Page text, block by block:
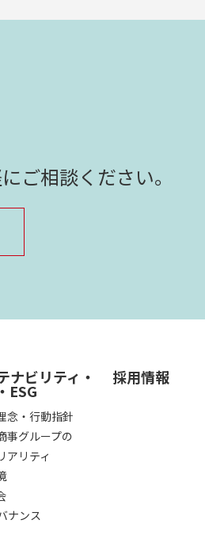
ご相談ください。
ナビリティ・
ESG
念・行動指針
事グループの
アリティ
ナンス
採用情報